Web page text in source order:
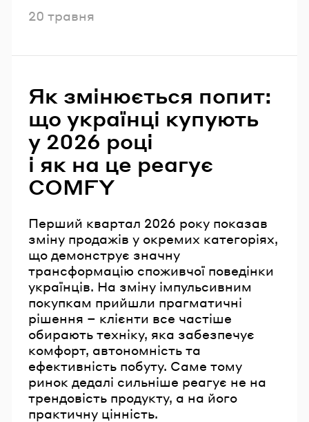
Опубліковано
20 травня
Як змінюється попит:
що українці купують
у 2026 році
і як на це реагує
COMFY
Перший квартал 2026 року показав
зміну продажів у окремих категоріях,
що демонструє значну
трансформацію споживчої поведінки
українців. На зміну імпульсивним
покупкам прийшли прагматичні
рішення – клієнти все частіше
обирають техніку, яка забезпечує
комфорт, автономність та
ефективність побуту. Саме тому
ринок дедалі сильніше реагує не на
трендовість продукту, а на його
практичну цінність.